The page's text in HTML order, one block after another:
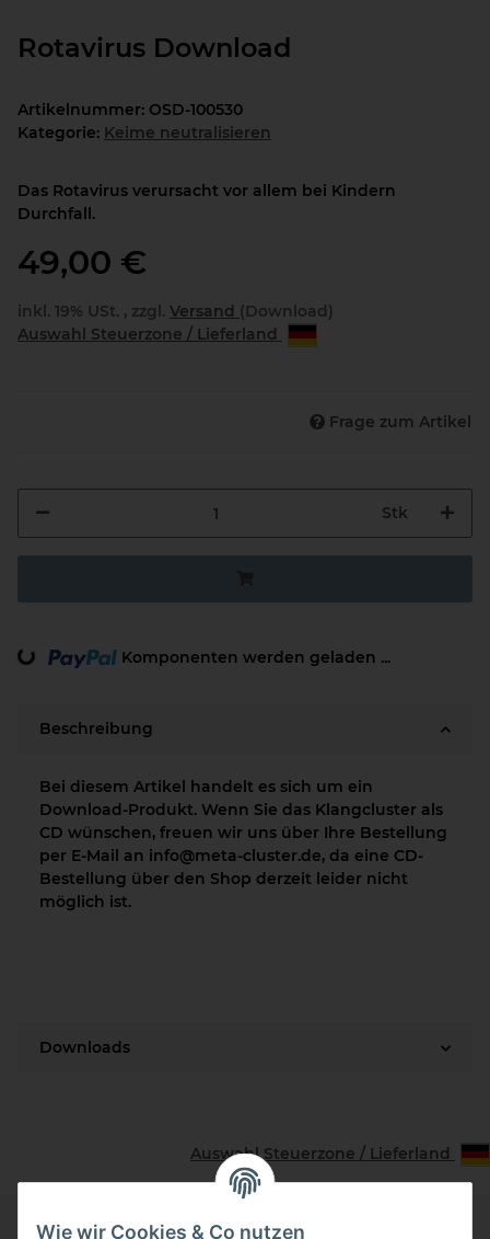
Rotavirus Download
Artikelnummer: OSD-100530
Kategorie: Keime neutralisieren
Das Rotavirus verursacht vor allem bei Kindern
Durchfall.
49,00 €
inkl. 19% USt. , zzgl. Versand (Download)
Auswahl Steuerzone / Lieferland
Frage zum Artikel
Stk
Loading... Komponenten werden geladen ...
Beschreibung
Bei diesem Artikel handelt es sich um ein
Download-Produkt. Wenn Sie das Klangcluster als
CD wünschen, freuen wir uns über Ihre Bestellung
per E-Mail an info@meta-cluster.de, da eine CD-
Bestellung über den Shop derzeit leider nicht
möglich ist.
Downloads
Auswahl Steuerzone / Lieferland
Wie wir Cookies & Co nutzen